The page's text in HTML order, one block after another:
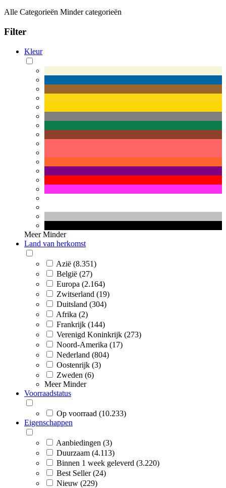
Alle Categorieën Minder categorieën
Filter
Kleur
Meer Minder
Land van herkomst
Azië (8.351)
België (27)
Europa (2.164)
Zwitserland (19)
Duitsland (304)
Afrika (2)
Frankrijk (144)
Verenigd Koninkrijk (273)
Noord-Amerika (17)
Nederland (804)
Oostenrijk (3)
Zweden (6)
Meer Minder
Voorraadstatus
Op voorraad (10.233)
Eigenschappen
Aanbiedingen (3)
Duurzaam (4.113)
Binnen 1 week geleverd (3.220)
Best Seller (24)
Nieuw (229)